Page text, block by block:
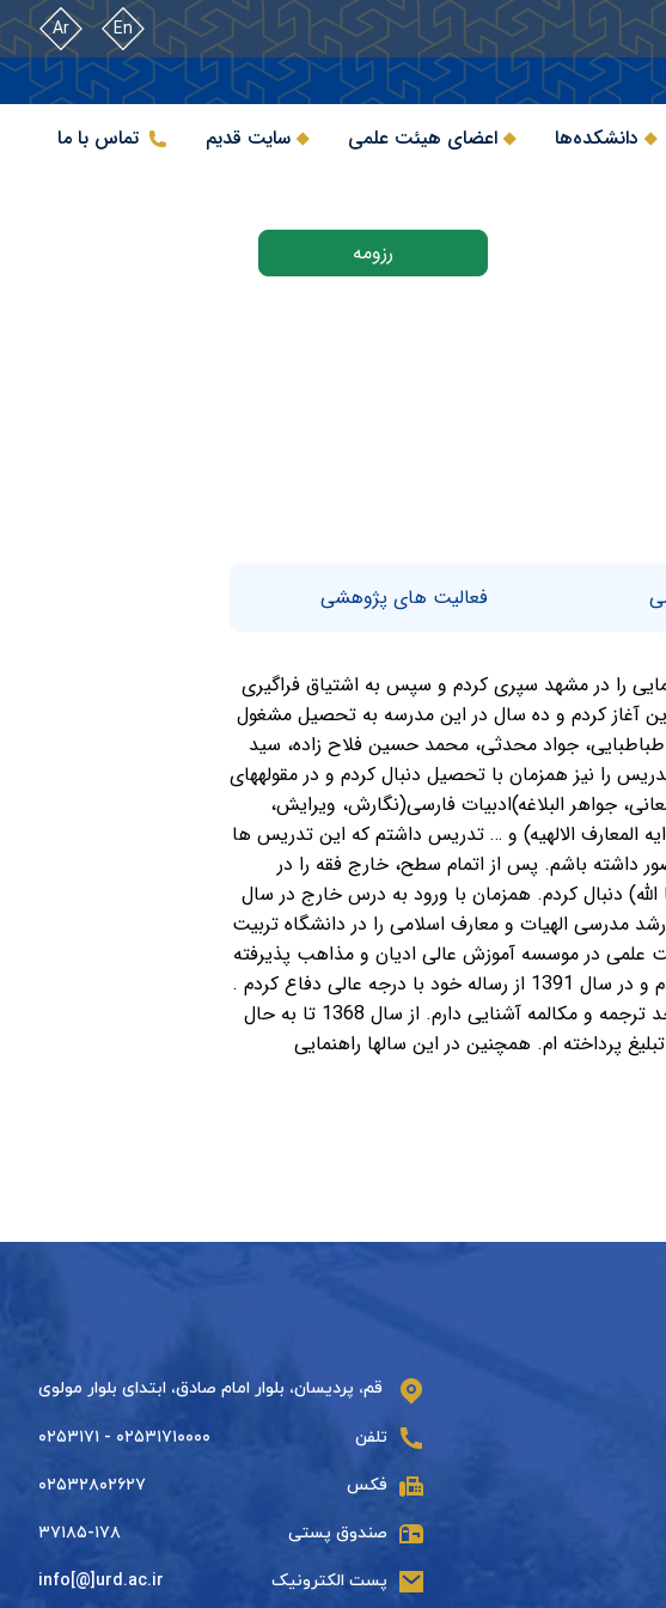
En
Ar
دانشکده‌ها اعضای هیئت علمی سایت قدیم تماس با ما
رزومه
فعالیت های پژوهشی
را در مشهد سپری کردم و سپس به اشتیاق فراگیری
را در مدرسه علمیه شهیدین آغاز کردم و ده سال در این مدرسه به تحصیل مشغول
جواد محدثی، محمد حسین فلاح زاده، سید
را نیز همزمان با تحصیل دنبال کردم و در مقوله­های
جواهر البلاغه)ادبیات فارسی(نگارش، ویرایش،
المعارف الالهیه) و … تدریس داشتم که این تدریس ها
که چند ماهی در جبهه حضور داشته باشم. پس از اتمام سطح، خارج فقه را در
الله) دنبال کردم. همزمان با ورود به درس خارج در سال
تحقیقات ادیان و مذاهب اسلامی شدم. در سال 1377 کارشناسی ارشد مدرسی الهیات و معارف اسلامی را در دانشگاه تربیت
به عنوان هیئت علمی در موسسه آموزش عالی ادیان و مذاهب پذیرفته
شدم در ادامه دکتری خود را در رشته ادیان و عرفان تطبیقی دانشگاه قم در سال 1385 آغاز کردم و در سال 1391 از رساله خود با درجه عالی دفاع کردم .
زبان عربی و عربی معاصر را به خوبی آشنا هستم و تدریس می­نمایم و زبان انگلیسی را هم در حد ترجمه و مکالمه آشنایی دارم. از سال 1368 تا به حال
پرداخته ام. همچنین در این سالها راهنمایی
قم، پردیسان، بلوار امام صادق، ابتدای بلوار مولوی
تلفن ۰۲۵۳۱۷۱۰۰۰۰ - ۰۲۵۳۱۷۱
فکس ۰۲۵۳۲۸۰۲۶۲۷
صندوق پستی ۳۷۱۸۵-۱۷۸
پست الکترونیک info[@]urd.ac.ir